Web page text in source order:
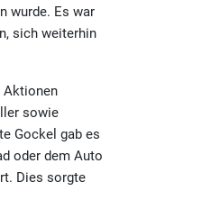
wurde. Es war
sich weiterhin
Aktionen
sowie
Gockel gab es
oder dem Auto
Dies sorgte